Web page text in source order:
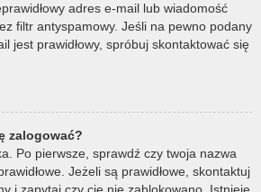
adres e-mail lub wiadomość
filtr antyspamowy. Jeśli na pewno podany
jest prawidłowy, spróbuj skontaktować się
zalogować?
Po pierwsze, sprawdź czy twoja nazwa
Jeżeli są prawidłowe, skontaktuj